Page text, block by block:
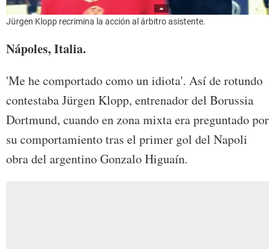
Jürgen Klopp recrimina la acción al árbitro asistente.
Nápoles, Italia.
'Me he comportado como un idiota'. Así de rotundo
contestaba Jürgen Klopp, entrenador del Borussia
Dortmund, cuando en zona mixta era preguntado por
su comportamiento tras el primer gol del Napoli
obra del argentino Gonzalo Higuaín.